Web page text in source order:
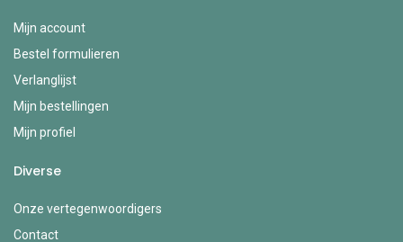
Mijn account
Bestel formulieren
Verlanglijst
Mijn bestellingen
Mijn profiel
Diverse
Onze vertegenwoordigers
Contact